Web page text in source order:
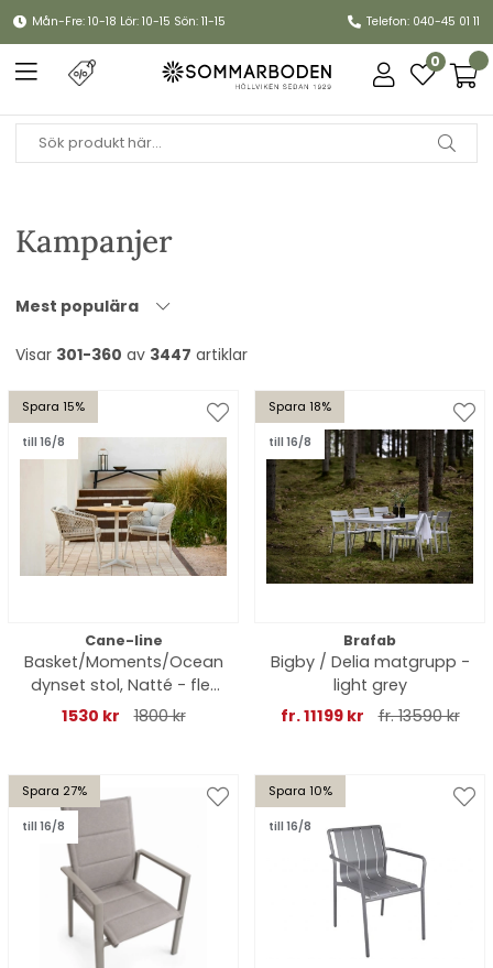
Mån-Fre: 10-18 Lör: 10-15 Sön: 11-15 Telefon: 040-45 01 11
0
Kampanjer
Mest populära
Visar 301-360 av 3447 artiklar
Spara 15%
till 16/8
Cane-line
Basket/Moments/Ocean
dynset stol, Natté - fler
färger
1530 kr 1800 kr
Spara 18%
till 16/8
Brafab
Bigby / Delia matgrupp -
light grey
fr. 11199 kr
fr. 13590 kr
Spara 27%
till 16/8
Spara 10%
till 16/8